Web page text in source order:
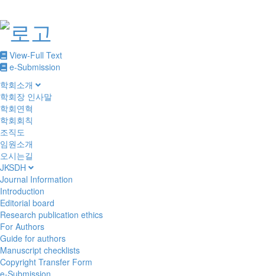
View-Full Text
e-Submission
학회소개
학회장 인사말
학회연혁
학회회칙
조직도
임원소개
오시는길
JKSDH
Journal Information
Introduction
Editorial board
Research publication ethics
For Authors
Guide for authors
Manuscript checklists
Copyright Transfer Form